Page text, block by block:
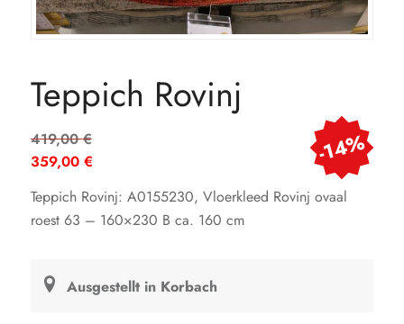
Teppich Rovinj
419,00€Ursprünglicher
Preis
419,00 €
359,00 €
Preis
ist:
-14%
Teppich Rovinj: A0155230, Vloerkleed Rovinj ovaal
roest 63 – 160×230 B ca. 160 cm
Ausgestellt in Korbach